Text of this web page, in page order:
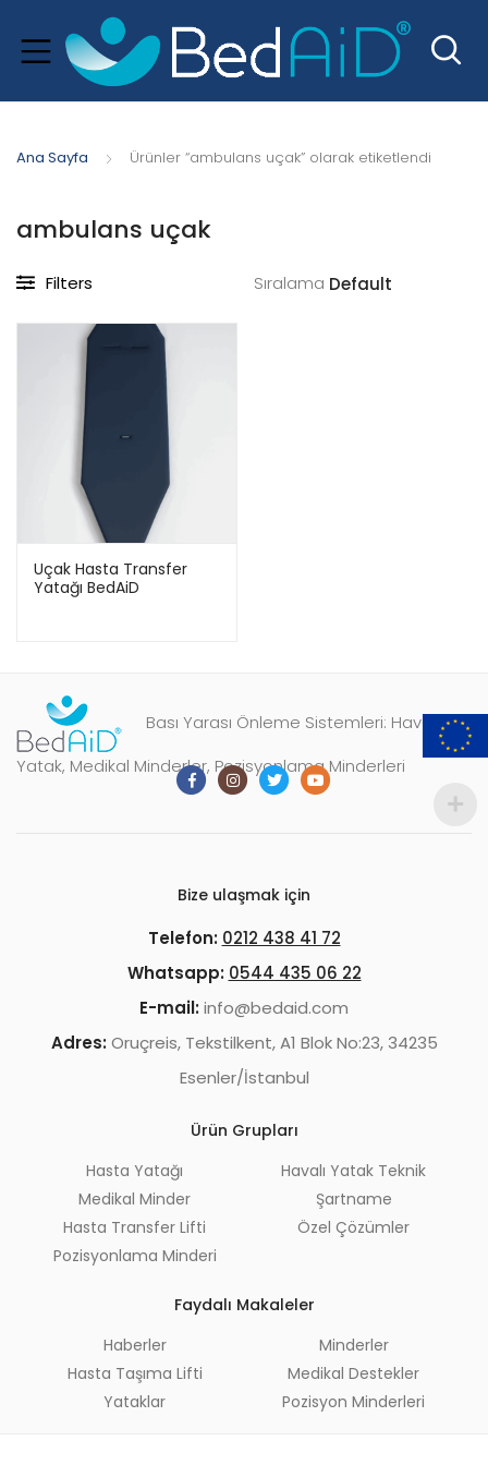
Ana Sayfa Ürünler “ambulans uçak” olarak etiketlendi
ambulans uçak
Filters Sıralama
Uçak Hasta Transfer
Yatağı BedAiD
Bası Yarası Önleme Sistemleri: Havalı
Yatak, Medikal Minderler, Pozisyonlama Minderleri
Bize ulaşmak için
Telefon: 0212 438 41 72
Whatsapp: 0544 435 06 22
E-mail: info@bedaid.com
Adres: Oruçreis, Tekstilkent, A1 Blok No:23, 34235
Esenler/İstanbul
Ürün Grupları
Hasta Yatağı
Medikal Minder
Hasta Transfer Lifti
Pozisyonlama Minderi
Havalı Yatak Teknik
Şartname
Özel Çözümler
Faydalı Makaleler
Haberler
Hasta Taşıma Lifti
Yataklar
Minderler
Medikal Destekler
Pozisyon Minderleri